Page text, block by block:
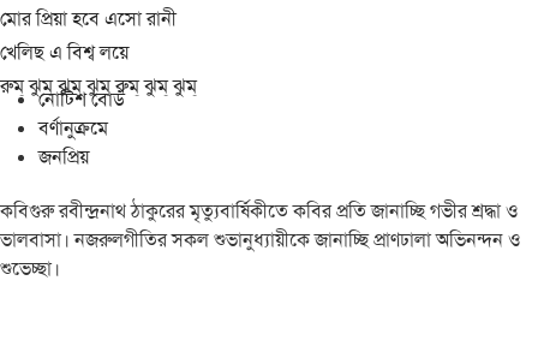
মোর প্রিয়া হবে এসো রানী
খেলিছ এ বিশ্ব লয়ে
রুম্ ঝুম্ ঝুম্ ঝুম্ রুম্ ঝুম্ ঝুম্
নোটিশ বোর্ড
বর্ণানুক্রমে
জনপ্রিয়
কবিগুরু রবীন্দ্রনাথ ঠাকুরের মৃত্যুবার্ষিকীতে কবির প্রতি জানাচ্ছি গভীর শ্রদ্ধা ও
ভালবাসা। নজরুলগীতির সকল শুভানুধ্যায়ীকে জানাচ্ছি প্রাণঢালা অভিনন্দন ও
শুভেচ্ছা।